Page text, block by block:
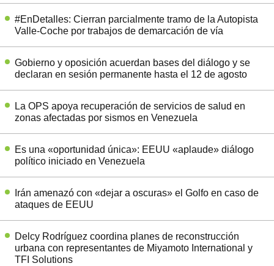
#EnDetalles: Cierran parcialmente tramo de la Autopista
Valle-Coche por trabajos de demarcación de vía
Gobierno y oposición acuerdan bases del diálogo y se
declaran en sesión permanente hasta el 12 de agosto
La OPS apoya recuperación de servicios de salud en
zonas afectadas por sismos en Venezuela
Es una «oportunidad única»: EEUU «aplaude» diálogo
político iniciado en Venezuela
Irán amenazó con «dejar a oscuras» el Golfo en caso de
ataques de EEUU
Delcy Rodríguez coordina planes de reconstrucción
urbana con representantes de Miyamoto International y
TFI Solutions